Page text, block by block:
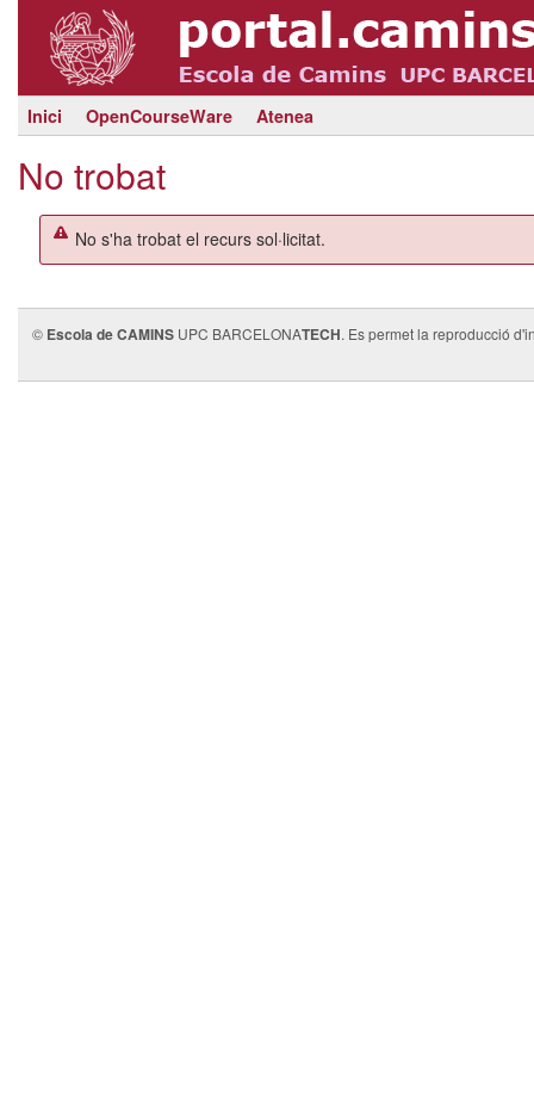
Inici OpenCourseWare Atenea
No trobat
No s'ha trobat el recurs sol·licitat.
© Escola de CAMINS UPC BARCELONATECH. Es permet la reproducció